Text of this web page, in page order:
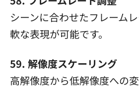
シーンに合わせたフレーム
軟な表現が可能です。
59. 解像度スケーリング
高解像度から低解像度への